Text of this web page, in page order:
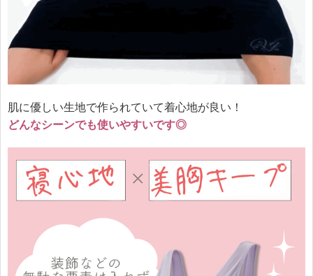
肌に優しい生地で作られていて着心地が良い！
どんなシーンでも使いやすいです◎